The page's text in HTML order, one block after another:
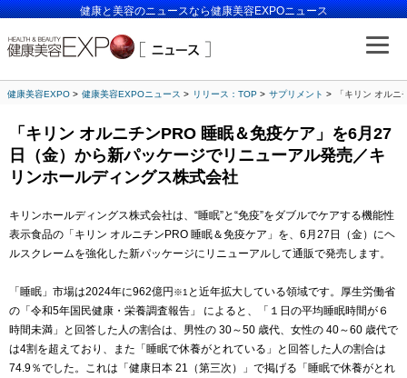
健康と美容のニュースなら健康美容EXPOニュース
健康美容EXPO 健康美容EXPOニュース リリース：TOP サプリメント 「キリン オル
「キリン オルニチンPRO 睡眠＆免疫ケア」を6月27
日（金）から新パッケージでリニューアル発売／キ
リンホールディングス株式会社
キリンホールディングス株式会社は、“睡眠”と“免疫”をダブルでケアする機能性
表示食品の「キリン オルニチンPRO 睡眠＆免疫ケア」を、6月27日（金）にヘ
ルスクレームを強化した新パッケージにリニューアルして通販で発売します。
「睡眠」市場は2024年に962億円 ※1 と近年拡大している領域です。厚生労働省
の「令和5年国民健康・栄養調査報告」 によると、「１日の平均睡眠時間が６
時間未満」と回答した人の割合は、男性の 30～50 歳代、女性の 40～60 歳代で
は4割を超えており、また「睡眠で休養がとれている」と回答した人の割合は
74.9％でした。これは「健康日本 21（第三次）」で掲げる「睡眠で休養がとれ